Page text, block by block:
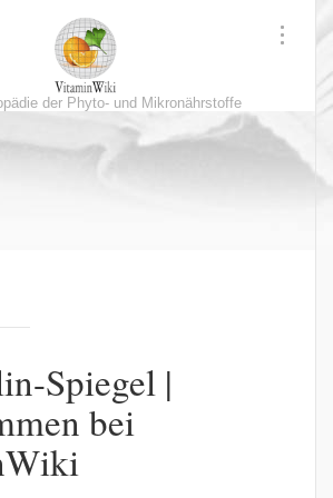
der Phyto- und Mikronährstoffe
Spiegel |
bei